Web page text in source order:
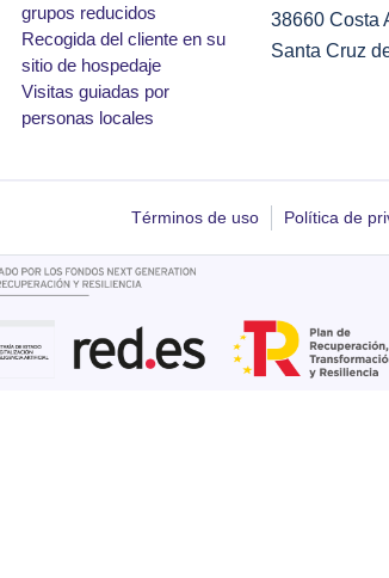
grupos reducidos
Recogida del cliente en su
sitio de hospedaje
Visitas guiadas por
personas locales
38660 Costa
Santa Cruz
Términos de uso Política de